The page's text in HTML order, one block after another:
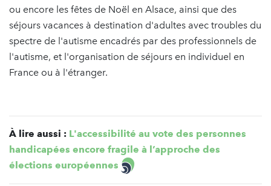
ou encore les fêtes de Noël en Alsace, ainsi que des
séjours vacances à destination d'adultes avec troubles du
spectre de l'autisme encadrés par des professionnels de
l'autisme, et l'organisation de séjours en individuel en
France ou à l'étranger.
À lire aussi : L'accessibilité au vote des personnes
handicapées encore fragile à l’approche des
élections européennes